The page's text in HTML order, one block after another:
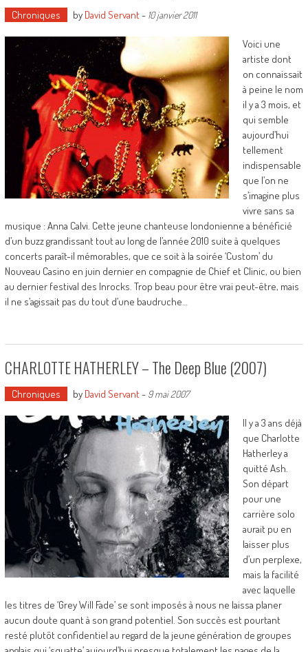
Chroniques by David Servant- 10 janvier 2011
Voici une
artiste dont
on connaissait
à peine le nom
il y a 3 mois, et
qui semble
aujourd’hui
tellement
indispensable
que l’on ne
s’imagine plus
vivre sans sa
musique : Anna Calvi. Cette jeune chanteuse londonienne a bénéficié
d’un buzz grandissant tout au long de l’année 2010 suite à quelques
concerts paraît-il mémorables, que ce soit à la soirée ‘Custom’ du
Nouveau Casino en juin dernier en compagnie de Chief et Clinic, ou bien
au dernier festival des Inrocks. Trop beau pour être vrai peut-être, mais
il ne s’agissait pas du tout d’une baudruche…
CHARLOTTE HATHERLEY – The Deep Blue (2007)
Chroniques by David Servant- 9 mai 2007
Il y a 3 ans déjà
que Charlotte
Hatherley a
quitté Ash.
Son départ
pour une
carrière solo
aurait pu en
laisser plus
d’un perplexe,
mais la facilité
avec laquelle
les titres de ‘Grey Will Fade’ se sont imposés à nous ne laissa planer
aucun doute quant à son grand potentiel. Son succès est pourtant
resté plutôt confidentiel au regard de la jeune génération de groupes